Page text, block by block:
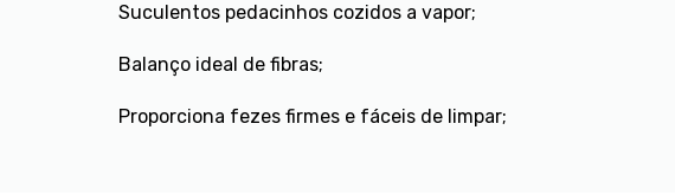
Suculentos pedacinhos cozidos a vapor;
Balanço ideal de fibras;
Proporciona fezes firmes e fáceis de limpar;